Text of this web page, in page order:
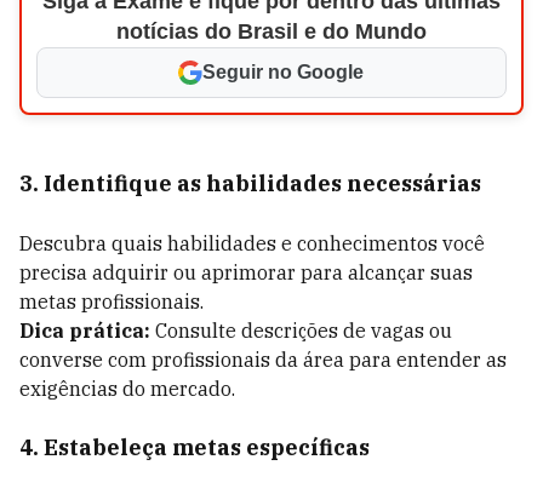
notícias do Brasil e do Mundo
Seguir no Google
3. Identifique as habilidades necessárias
Descubra quais habilidades e conhecimentos você
precisa adquirir ou aprimorar para alcançar suas
metas profissionais.
Dica prática: Consulte descrições de vagas ou
converse com profissionais da área para entender as
exigências do mercado.
4. Estabeleça metas específicas